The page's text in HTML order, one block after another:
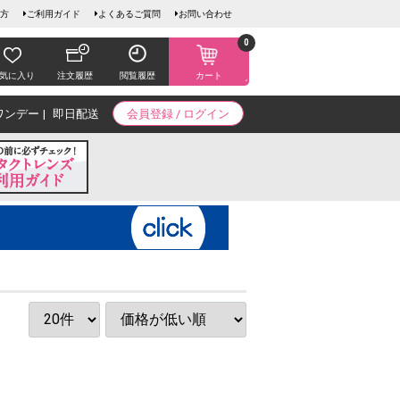
ご利用ガイド よくあるご質問 お問い合わせ
に入り 注文履歴 閲覧履歴 カート
0
会員登録 / ログイン
ンデー 即日配送